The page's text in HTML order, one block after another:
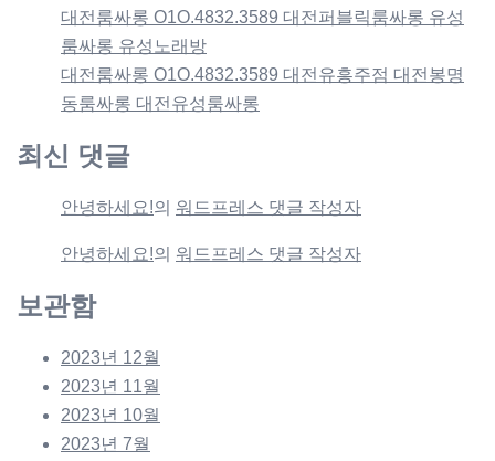
대전룸싸롱 O1O.4832.3589 대전퍼블릭룸싸롱 유성
룸싸롱 유성노래방
대전룸싸롱 O1O.4832.3589 대전유흥주점 대전봉명
동룸싸롱 대전유성룸싸롱
최신 댓글
안녕하세요!의 워드프레스 댓글 작성자
안녕하세요!의 워드프레스 댓글 작성자
보관함
2023년 12월
2023년 11월
2023년 10월
2023년 7월